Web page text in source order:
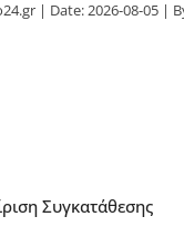
Συγκατάθεσης
Date: 2026-08-05